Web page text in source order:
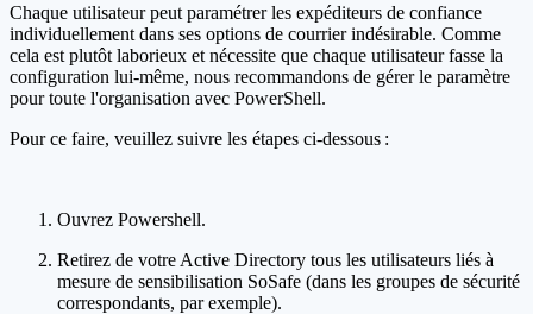
Chaque utilisateur peut paramétrer les expéditeurs de confiance
individuellement dans ses options de courrier indésirable. Comme
cela est plutôt laborieux et nécessite que chaque utilisateur fasse la
configuration lui-même, nous recommandons de gérer le paramètre
pour toute l'organisation avec PowerShell.
Pour ce faire, veuillez suivre les étapes ci-dessous :
Ouvrez Powershell.
Retirez de votre Active Directory tous les utilisateurs liés à
mesure de sensibilisation SoSafe (dans les groupes de sécurité
correspondants, par exemple).